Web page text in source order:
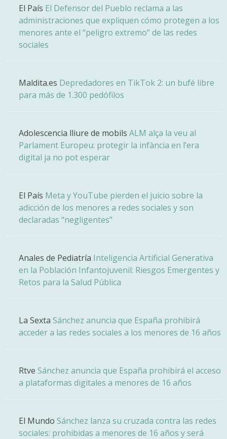
El País El Defensor del Pueblo reclama a las
administraciones que expliquen cómo protegen a los
menores ante el “peligro extremo” de las redes
sociales
Maldita.es Depredadores en TikTok 2: un bufé libre
para más de 1.300 pedófilos
Adolescencia lliure de mobils ALM alça la veu al
Parlament Europeu: protegir la infància en l’era
digital ja no pot esperar
El País Meta y YouTube pierden el juicio sobre la
adicción de los menores a redes sociales y son
declaradas “negligentes”
Anales de Pediatría Inteligencia Artificial Generativa
en la Población Infantojuvenil: Riesgos Emergentes y
Retos para la Salud Pública
La Sexta Sánchez anuncia que España prohibirá
acceder a las redes sociales a los menores de 16 años
Rtve Sánchez anuncia que España prohibirá el acceso
a plataformas digitales a menores de 16 años
El Mundo Sánchez lanza su cruzada contra las redes
sociales: prohibidas a menores de 16 años y será